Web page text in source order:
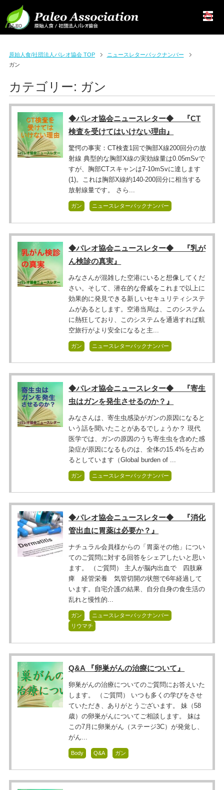
原始人食/社団法人パレオ協会 TOP
ニュースレターバックナンバー
ガン
カテゴリー: ガン
◆パレオ協会ニュースレター◆ 『CT
検査を受けてはいけない理由』
驚愕の事実：CT検査1回で胸部X線200回分の放
射線 典型的な胸部X線の実効線量は0.05mSvで
すが、胸部CTスキャンは7-10mSvに達します
(1)。これは胸部X線約140-200回分に相当する
放射線量です。 さら...
ガン ニュースレターバックナンバー
◆パレオ協会ニュースレター◆ 『乳が
ん検診の真実』
みなさんが混雑した空港にいると想像してくだ
さい。そして、潜在的な脅威をこれまで以上に
効果的に発見できる新しいセキュリティシステ
ムがあるとします。空港当局は、このシステム
に熱狂しており、このシステムを通過すれば航
空旅行がより安全になると主...
ガン ニュースレターバックナンバー
◆パレオ協会ニュースレター◆ 『寄生
虫はガンを発生させるのか？』
みなさんは、寄生虫感染がガンの原因になると
いう話を聞いたことがあるでしょうか？ 現代
医学では、ガンの原因のうち寄生虫を含めた感
染症が原因になるものは、全体の15.4%を占め
るとしています（Global burden of ...
ガン ニュースレターバックナンバー
◆パレオ協会ニュースレター◆ 『消化
管出血に胃薬は必要か？』
ナチュラル会員様からの「胃薬その他」につい
てのご質問に対する回答をシェアしたいと思い
ます。 （ご質問） 主人が脳内出血で 四肢麻
痺 経管栄養 気管切開の状態で6年経過して
います。自宅介護の結果、自分自身の食生活の
乱れと慢性的...
ガン
ニュースレターバックナンバー
リウマチ
Q&A 『卵巣がんの治療について』
卵巣がんの治療についてのご質問にお答えいた
します。 （ご質問） いつも多くの学びをさせ
ていただき、ありがとうございます。 妹（58
歳）の卵巣がんについてご相談します。 妹は
この7月に卵巣がん（ステージ3C）が発覚し、
がん...
Body Q&A ガン